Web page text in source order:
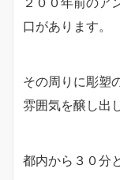
口があります。
その周りに彫塑
雰囲気を醸し出
都内から３０分